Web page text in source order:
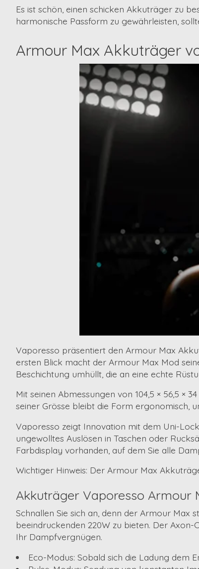
Es ist schön, einen schicken Akkuträger zu
harmonische Passform zu gewährleisten,
Armour Max Akkuträger
Vaporesso präsentiert den Armour Max
ersten Blick macht der Armour Max Mod
Beschichtung umhüllt, die an eine echte
Mit seinen Abmessungen von 104,5 × 56,5 ×
seiner Grösse bleibt die Form ergonomisch,
Vaporesso zeigt Innovation mit dem Uni-
ungewolltes Auslösen in Taschen oder
Farbdisplay vorhanden, auf dem Sie alle
Wichtiger Hinweis: Der Armour Max
Akkuträger Vaporesso Armour
Schnallen Sie sich an, denn der Armour Max
beeindruckenden 220W zu bieten. Der Axon-
Ihr Dampfvergnügen.
Eco-Modus: Sobald sich die Ladung dem